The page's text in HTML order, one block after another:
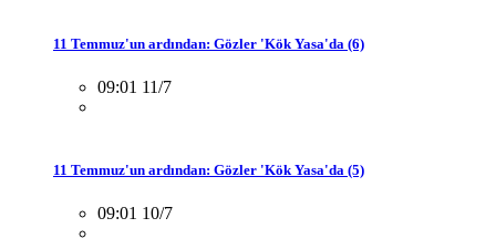
11 Temmuz'un ardından: Gözler 'Kök Yasa'da (6)
09:01 11/7
11 Temmuz'un ardından: Gözler 'Kök Yasa'da (5)
09:01 10/7